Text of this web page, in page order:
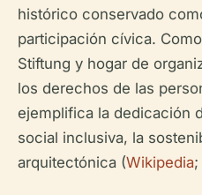
histórico conservado
participación cívica.
Stiftung y hogar de
los derechos de las
ejemplifica la dedicación
social inclusiva, la
arquitectónica (Wikipedia;